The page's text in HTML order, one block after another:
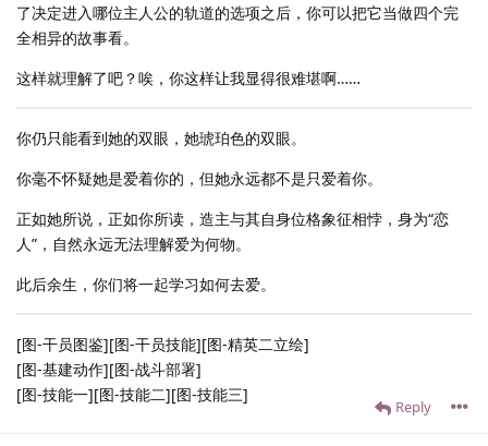
了决定进入哪位主人公的轨道的选项之后，你可以把它当做四个完
全相异的故事看。
这样就理解了吧？唉，你这样让我显得很难堪啊……
你仍只能看到她的双眼，她琥珀色的双眼。
你毫不怀疑她是爱着你的，但她永远都不是只爱着你。
正如她所说，正如你所读，造主与其自身位格象征相悖，身为“恋
人”，自然永远无法理解爱为何物。
此后余生，你们将一起学习如何去爱。
[图-干员图鉴][图-干员技能][图-精英二立绘]
[图-基建动作][图-战斗部署]
[图-技能一][图-技能二][图-技能三]
Reply